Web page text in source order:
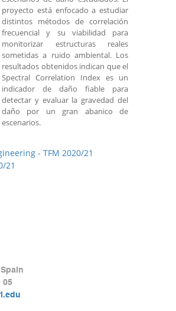
proyecto está enfocado a estudiar
distintos métodos de correlación
frecuencial y su viabilidad para
monitorizar estructuras reales
sometidas a ruido ambiental. Los
resultados obtenidos indican que el
Spectral Correlation Index es un
indicador de daño fiable para
detectar y evaluar la gravedad del
daño por un gran abanico de
escenarios.
- TFM 2020/21
21
05